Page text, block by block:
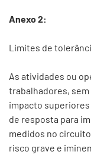
Anexo 2:
Limites de
As atividades ou
trabalhadores, sem
impacto superiores
de resposta para
medidos no
risco grave e